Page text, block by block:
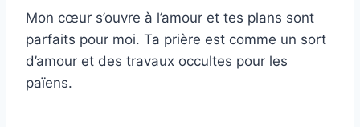
Mon cœur s’ouvre à l’amour et tes plans sont
parfaits pour moi. Ta prière est comme un sort
d’amour et des travaux occultes pour les
païens.